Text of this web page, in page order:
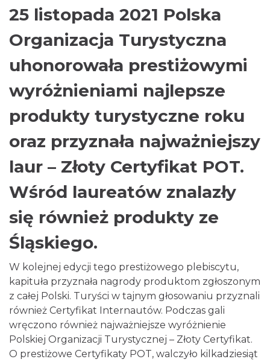
25 listopada 2021 Polska
Organizacja Turystyczna
uhonorowała prestiżowymi
wyróżnieniami najlepsze
produkty turystyczne roku
oraz przyznała najważniejszy
laur – Złoty Certyfikat POT.
Wśród laureatów znalazły
się również produkty ze
Śląskiego.
W kolejnej edycji tego prestiżowego plebiscytu,
kapituła przyznała nagrody produktom zgłoszonym
z całej Polski. Turyści w tajnym głosowaniu przyznali
również Certyfikat Internautów. Podczas gali
wręczono również najważniejsze wyróżnienie
Polskiej Organizacji Turystycznej – Złoty Certyfikat.
O prestiżowe Certyfikaty POT, walczyło kilkadziesiąt